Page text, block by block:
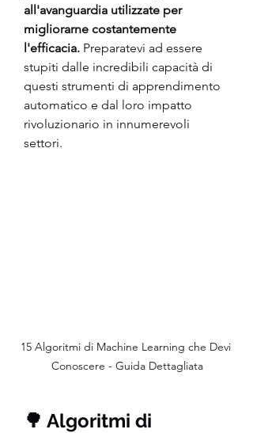
all'avanguardia utilizzate per
migliorarne costantemente
l'efficacia. Preparatevi ad essere
stupiti dalle incredibili capacità di
questi strumenti di apprendimento
automatico e dal loro impatto
rivoluzionario in innumerevoli
settori.
15 Algoritmi di Machine Learning che Devi
Conoscere - Guida Dettagliata
🌳 Algoritmi di